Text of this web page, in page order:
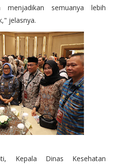
menjadikan semuanya lebih
jelasnya.
Kepala Dinas Kesehatan